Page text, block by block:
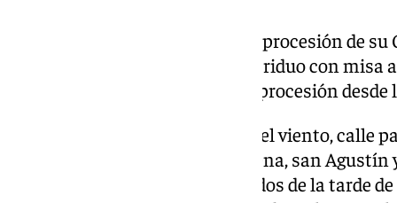
Antequera vive este domingo la procesión de
del Rosario. Tras el inicio de su triduo con misa
once y media dará comienzo la procesión
La procesión recorrerá cuesta del viento, calle
comedias, cantareros, calle lucena, san Agustín
Sebastián para llegar sobre las dos de la tarde